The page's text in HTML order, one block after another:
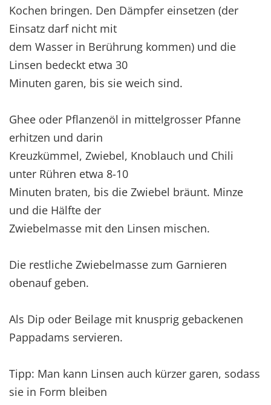
Kochen bringen. Den Dämpfer einsetzen (der
Einsatz darf nicht mit
dem Wasser in Berührung kommen) und die
Linsen bedeckt etwa 30
Minuten garen, bis sie weich sind.
Ghee oder Pflanzenöl in mittelgrosser Pfanne
erhitzen und darin
Kreuzkümmel, Zwiebel, Knoblauch und Chili
unter Rühren etwa 8-10
Minuten braten, bis die Zwiebel bräunt. Minze
und die Hälfte der
Zwiebelmasse mit den Linsen mischen.
Die restliche Zwiebelmasse zum Garnieren
obenauf geben.
Als Dip oder Beilage mit knusprig gebackenen
Pappadams servieren.
Tipp: Man kann Linsen auch kürzer garen, sodass
sie in Form bleiben